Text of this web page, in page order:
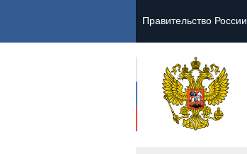
Правительство России